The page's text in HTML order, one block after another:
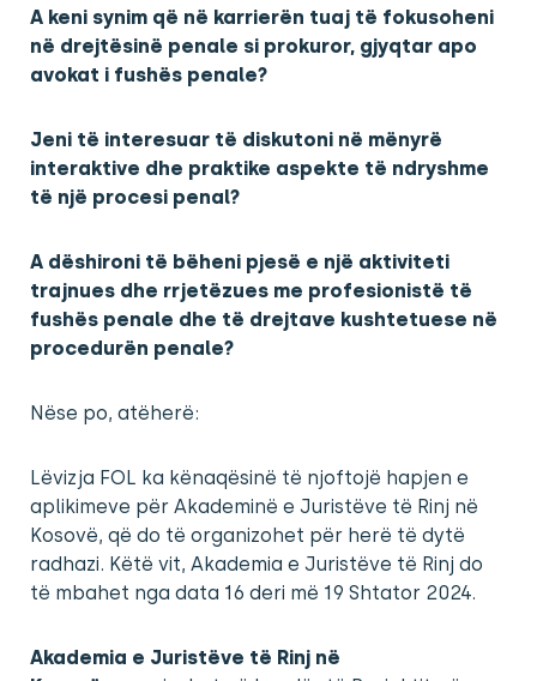
A keni synim që në karrierën tuaj të fokusoheni
në drejtësinë penale si prokuror, gjyqtar apo
avokat i fushës penale?
Jeni të interesuar të diskutoni në mënyrë
interaktive dhe praktike aspekte të ndryshme
të një procesi penal?
A dëshironi të bëheni pjesë e një aktiviteti
trajnues dhe rrjetëzues me profesionistë të
fushës penale dhe të drejtave kushtetuese në
procedurën penale?
Nëse po, atëherë:
Lëvizja FOL ka kënaqësinë të njoftojë hapjen e
aplikimeve për Akademinë e Juristëve të Rinj në
Kosovë, që do të organizohet për herë të dytë
radhazi. Këtë vit, Akademia e Juristëve të Rinj do
të mbahet nga data 16 deri më 19 Shtator 2024.
Akademia e Juristëve të Rinj në